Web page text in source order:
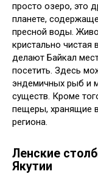
просто озеро, это
планете,
пресной воды.
кристально чистая
делают Байкал
посетить. Здесь
эндемичных рыб и
существ. Кроме
пещеры, хранящие
региона.
Ленские
Якутии